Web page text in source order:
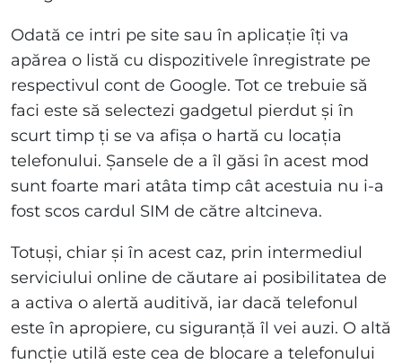
Odată ce intri pe site sau în aplicație îți va
apărea o listă cu dispozitivele înregistrate pe
respectivul cont de Google. Tot ce trebuie să
faci este să selectezi gadgetul pierdut și în
scurt timp ți se va afișa o hartă cu locația
telefonului. Șansele de a îl găsi în acest mod
sunt foarte mari atâta timp cât acestuia nu i-a
fost scos cardul SIM de către altcineva.
Totuși, chiar și în acest caz, prin intermediul
serviciului online de căutare ai posibilitatea de
a activa o alertă auditivă, iar dacă telefonul
este în apropiere, cu siguranță îl vei auzi. O altă
funcție utilă este cea de blocare a telefonului